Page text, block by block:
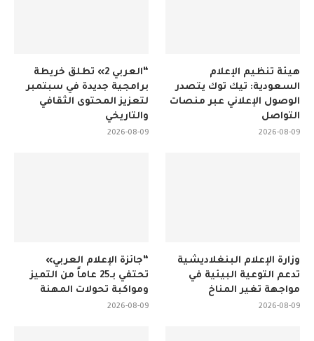
“العربي 2» تطلق خريطة
برامجية جديدة في سبتمبر
لتعزيز المحتوى الثقافي
والتاريخي
2026-08-09
هيئة تنظيم الإعلام
السعودية: تيك توك يتصدر
الوصول الإعلاني عبر منصات
التواصل
2026-08-09
“جائزة الإعلام العربي»
تحتفي بـ25 عاماً من التميز
ومواكبة تحولات المهنة
2026-08-09
وزارة الإعلام البنغلاديشية
تدعم التوعية البيئية في
مواجهة تغير المناخ
2026-08-09